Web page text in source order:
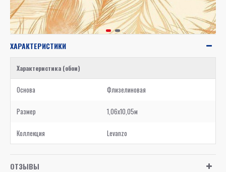
ХАРАКТЕРИСТИКИ
Характеристика (обои)
Основа Флизелиновая
Размер 1,06x10,05м
Коллекция Levanzo
ОТЗЫВЫ